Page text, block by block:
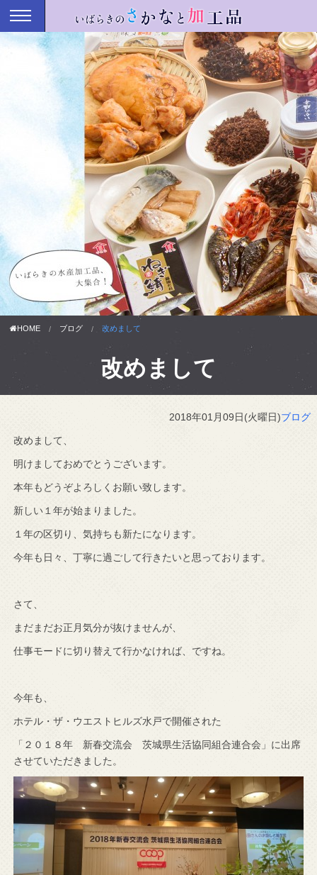
HOME ブログ 改めまして
改めまして
2018年01月09日(火曜日)ブログ
改めまして、
明けましておめでとうございます。
本年もどうぞよろしくお願い致します。
新しい１年が始まりました。
１年の区切り、気持ちも新たになります。
今年も日々、丁寧に過ごして行きたいと思っております。
さて、
まだまだお正月気分が抜けませんが、
仕事モードに切り替えて行かなければ、ですね。
今年も、
ホテル・ザ・ウエストヒルズ水戸で開催された
「２０１８年 新春交流会 茨城県生活協同組合連合会」に出席
させていただきました。